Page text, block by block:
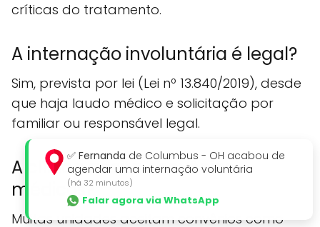
críticas do tratamento.
A internação involuntária é legal?
Sim, prevista por lei (Lei nº 13.840/2019), desde
que haja laudo médico e solicitação por
familiar ou responsável legal.
A clínica aceita convênios
médicos?
Muitas unidades aceitam convênios como
✅ Fernanda de Columbus - OH acabou de
agendar uma internação voluntária
(há 32 minutos)
Falar agora via WhatsApp